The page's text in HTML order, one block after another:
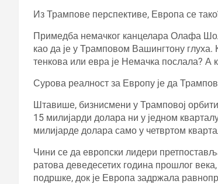
Из Трампове перспективе, Европа се
Примедба немачког канцелара Олафа
као да је у Трамповом Вашингтону
тенкова или евра је Немачка послала? А
Сурова реалност за Европу је да
Штавише, бизнисмени у Трамповој
15 милијарди долара ни у једном
милијарде долара само у четвртом
Чини се да европски лидери
ратова деведесетих година прошлог
подршке, док је Европа задржала